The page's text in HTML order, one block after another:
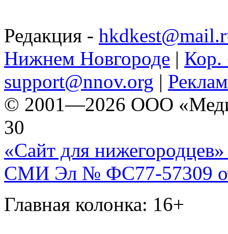
Редакция -
Нижнем Новгороде | Кор.
support@nnov.org |
© 2001—2026 ООО
30
«Сайт для нижегородцев»
СМИ Эл № ФС77-57309
Главная колонка: 16+